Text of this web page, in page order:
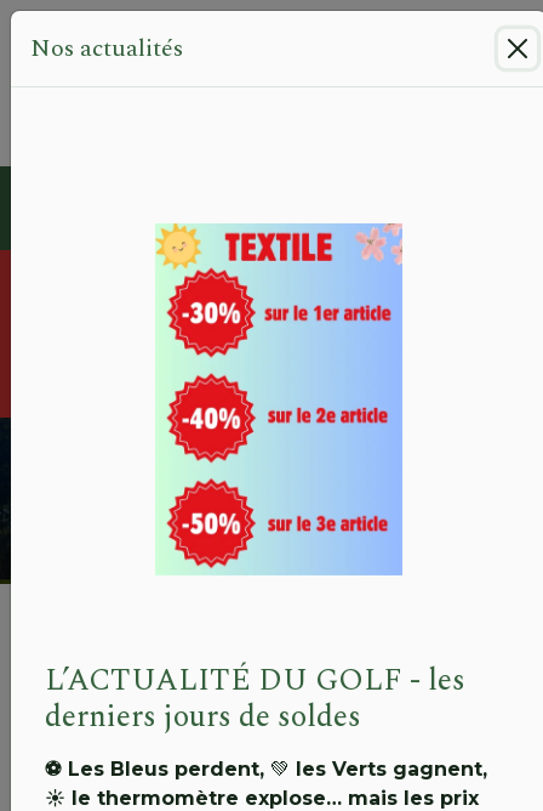
Challenge de l'été EUROGOLF,
toutes les dates dans "les
compétitions"
Nos actualités
L’ACTUALITÉ DU GOLF - les
derniers jours de soldes
⚽ Les Bleus perdent, 💚 les Verts gagnent,
☀️ le thermomètre explose… mais les prix
Panneau de gestion des cookies